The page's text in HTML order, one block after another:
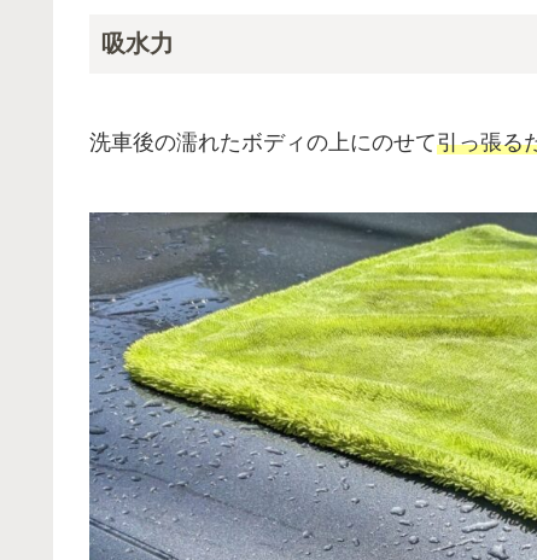
吸水力
洗車後の濡れたボディの上にのせて引っ張る